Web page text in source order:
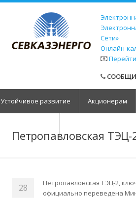
Сети»
Онлайн-
Устойчивое развитие Акционерам
Петропавловская
28
Петропавловская ТЭЦ-2,
официально переведена